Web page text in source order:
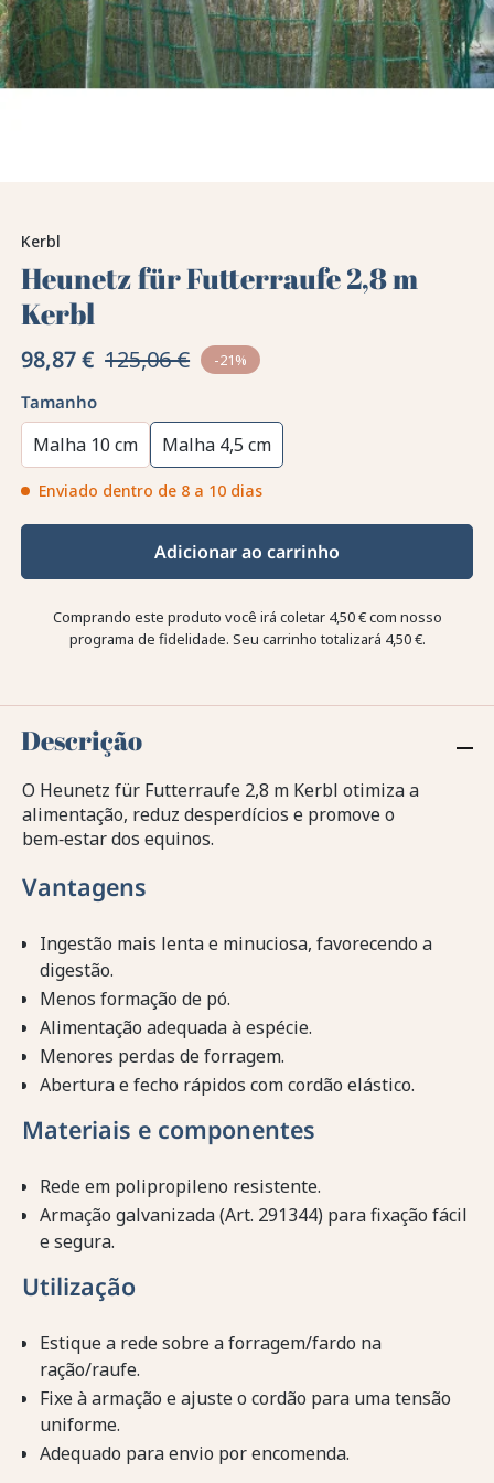
Kerbl
Heunetz für Futterraufe 2,8 m
Kerbl
98,87 € 125,06 € -21%
Tamanho
Malha 10 cm Malha 4,5 cm
Enviado dentro de 8 a 10 dias
Adicionar ao carrinho
Comprando este produto você irá coletar 4,50 €com nosso
programa de fidelidade. Seu carrinho totalizará 4,50 €.
Descrição
O Heunetz für Futterraufe 2,8 m Kerbl otimiza a
alimentação, reduz desperdícios e promove o
bem‑estar dos equinos.
Vantagens
Ingestão mais lenta e minuciosa, favorecendo a
digestão.
Menos formação de pó.
Alimentação adequada à espécie.
Menores perdas de forragem.
Abertura e fecho rápidos com cordão elástico.
Materiais e componentes
Rede em polipropileno resistente.
Armação galvanizada (Art. 291344) para fixação fácil
e segura.
Utilização
Estique a rede sobre a forragem/fardo na
ração/raufe.
Fixe à armação e ajuste o cordão para uma tensão
uniforme.
Adequado para envio por encomenda.